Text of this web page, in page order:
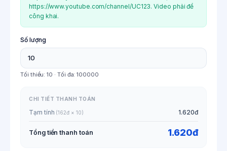
https://www.youtube.com/channel/UC123. Video phải để
công khai.
Số lượng
Tối thiểu:10 · Tối đa:100000
CHI TIẾT THANH TOÁN
Tạm tính (162đ × 10) 1.620đ
Tổng tiền thanh toán 1.620đ